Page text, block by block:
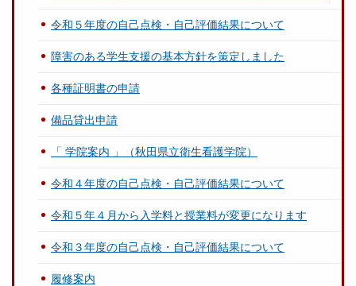
令和５年度の自己点検・自己評価結果について
障害のある学生支援の基本方針を策定しました
各種証明書の申請
備品貸出申請
「 学院案内 」（秋田県立衛生看護学院）
令和４年度の自己点検・自己評価結果について
令和５年４月から入学料と授業料が変更になります
令和３年度の自己点検・自己評価結果について
履修案内